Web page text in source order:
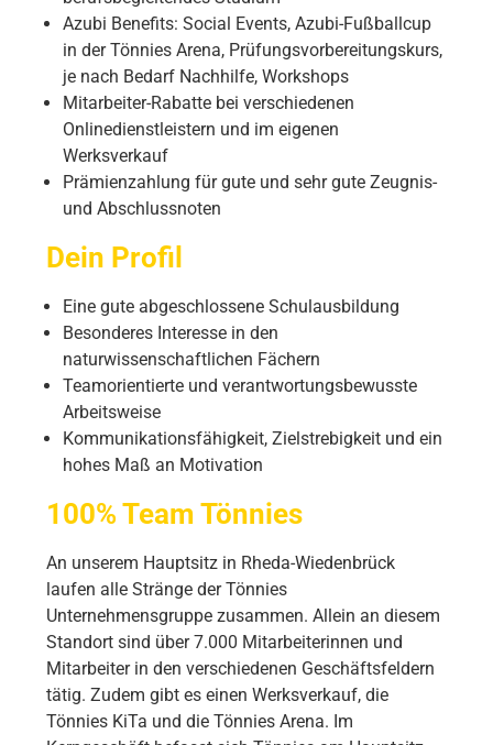
Azubi Benefits: Social Events, Azubi-Fußballcup
in der Tönnies Arena, Prüfungsvorbereitungskurs,
je nach Bedarf Nachhilfe, Workshops
Mitarbeiter-Rabatte bei verschiedenen
Onlinedienstleistern und im eigenen
Werksverkauf
Prämienzahlung für gute und sehr gute Zeugnis-
und Abschlussnoten
Dein Profil
Eine gute abgeschlossene Schulausbildung
Besonderes Interesse in den
naturwissenschaftlichen Fächern
Teamorientierte und verantwortungsbewusste
Arbeitsweise
Kommunikationsfähigkeit, Zielstrebigkeit und ein
hohes Maß an Motivation
100% Team Tönnies
An unserem Hauptsitz in Rheda-Wiedenbrück
laufen alle Stränge der Tönnies
Unternehmensgruppe zusammen. Allein an diesem
Standort sind über 7.000 Mitarbeiterinnen und
Mitarbeiter in den verschiedenen Geschäftsfeldern
tätig. Zudem gibt es einen Werksverkauf, die
Tönnies KiTa und die Tönnies Arena. Im